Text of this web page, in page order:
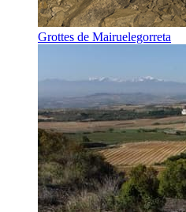
Grottes de Mairuelegorreta